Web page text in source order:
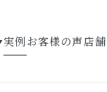
実例お客様の声店舗